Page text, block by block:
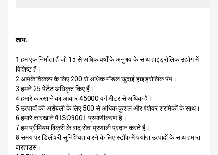
लाभ:
1 हम एक निर्माता हैं जो 15 से अधिक वर्षों के अनुभव के साथ हाइड्रोलिक उद्योग में
विशिष्ट हैं।
2 आपके विकल्प के लिए 200 से अधिक मॉडल खुदाई हाइड्रोलिक पंप।
3 हमने 25 पेटेंट अधिकृत किए हैं।
4 हमारे कारखाने का आकार 45000 वर्ग मीटर से अधिक है।
5 उत्पादों की असेंबली के लिए 500 से अधिक कुशल और पेशेवर श्रमिकों के साथ।
6 हमारे कारखाने में ISO9001 प्रमाणीकरण है।
7 हम प्रीमियम बिक्री के बाद सेवा प्रणाली प्रदान करते हैं।
8 समय पर डिलीवरी सुनिश्चित करने के लिए स्टॉक में पर्याप्त उत्पादों के साथ हमारा
वारहाउस।